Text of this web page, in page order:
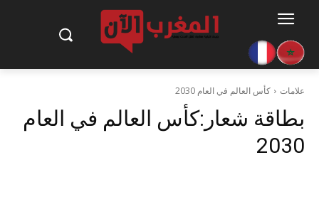
علامات كأس العالم في العام 2030
بطاقة شعار:كأس العالم في العام
2030